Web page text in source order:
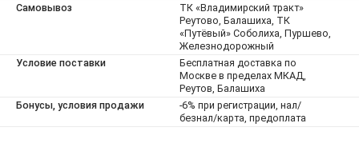
Самовывоз
ТК «Владимирский тракт»
Реутово, Балашиха, ТК
«Путёвый» Соболиха, Пуршево,
Железнодорожный
Условие поставки
Бесплатная доставка по
Москве в пределах МКАД,
Реутов, Балашиха
Бонусы, условия продажи
-6% при регистрации, нал/
безнал/карта, предоплата